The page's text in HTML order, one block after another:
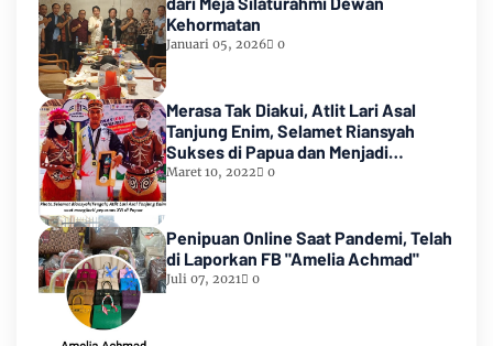
Kehormatan
Januari 05, 2026 0
Merasa Tak Diakui, Atlit Lari Asal
Tanjung Enim, Selamet Riansyah
Sukses di Papua dan Menjadi
Miliarder
Maret 10, 2022 0
Penipuan Online Saat Pandemi, Telah
di Laporkan FB "Amelia Achmad"
Juli 07, 2021 0